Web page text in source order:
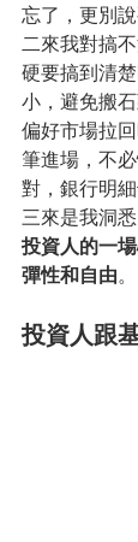
忘了，更別說
二來我對搞
硬要搞到清
小，避免搬
偏好市場拉
筆進場，不
對，銀行明細
三來是我洞悉
投資人的一
彈性和自由。
投資人跟